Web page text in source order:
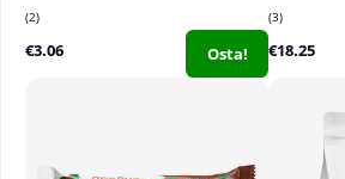
2
€3.06 Osta!
3
€18.25